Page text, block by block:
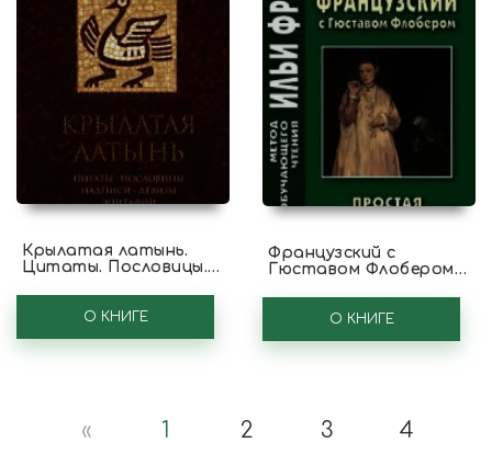
Крылатая латынь.
Цитаты. Пословицы.
Эпитафии
О КНИГЕ
Французский с
Гюставом Флобером.
Gustave Flaubert. Un
cceur simple
О КНИГЕ
« 1 2 3 4